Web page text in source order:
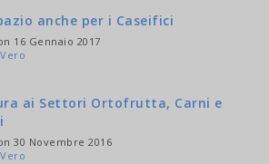
anche per i Caseifici
16 Gennaio 2017
ai Settori Ortofrutta, Carni e
30 Novembre 2016